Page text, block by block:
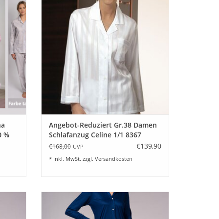
perfekte Wahl für Damen, die hochwertige
Tragekomfort schätzen – exklusiv bei
Sie
%
aus hochwertigstem schweizer Voile-Satin
aus 100% Baumwolle Swiss Cotton in
einem eleganten breiten Streifen. Farbe
weiß. Dieser besonders feine Stoff ist ein
echter Hautschmei
ZUM WARENKORB HINZUFÜGEN
Angebot-Reduziert Gr.38 Damen
Schlafanzug Celine 1/1 8367
€168,00 UVP €139,90
* Inkl. MwSt. zzgl. Versandkosten
Novila exclusives Damen Nachhemd
Feinjersey Modal-Seide Lany 8707 Farbe
blau. Edler und formstabiler Single Jersey.